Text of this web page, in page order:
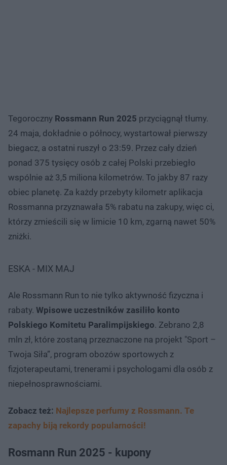
Tegoroczny Rossmann Run 2025 przyciągnął tłumy.
24 maja, dokładnie o północy, wystartował pierwszy
biegacz, a ostatni ruszył o 23:59. Przez cały dzień
ponad 375 tysięcy osób z całej Polski przebiegło
wspólnie aż 3,5 miliona kilometrów. To jakby 87 razy
obiec planetę. Za każdy przebyty kilometr aplikacja
Rossmanna przyznawała 5% rabatu na zakupy, więc ci,
którzy zmieścili się w limicie 10 km, zgarną nawet 50%
zniżki.
ESKA - MIX MAJ
Ale Rossmann Run to nie tylko aktywność fizyczna i
rabaty. Wpisowe uczestników zasiliło konto
Polskiego Komitetu Paralimpijskiego. Zebrano 2,8
mln zł, które zostaną przeznaczone na projekt "Sport –
Twoja Siła”, program obozów sportowych z
fizjoterapeutami, trenerami i psychologami dla osób z
niepełnosprawnościami.
Zobacz też: Najlepsze perfumy z Rossmann. Te
zapachy biją rekordy popularności!
Rosmann Run 2025 - kupony